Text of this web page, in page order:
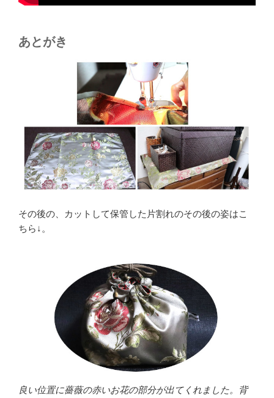
あとがき
その後の、カットして保管した片割れのその後の姿はこ
ちら↓。
良い位置に薔薇の赤いお花の部分が出てくれました。背